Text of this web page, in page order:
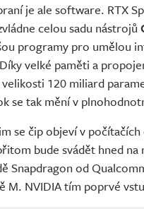
je ale software. RTX
celou sadu nástrojů
programy pro umělou
velké paměti a
120 miliard
se tak mění v
se čip objeví v
bude svádět hned
Snapdragon od
M. NVIDIA tím poprvé